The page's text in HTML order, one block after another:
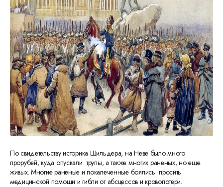
По свидетельству историка Шильдера, на Неве было много
прорубей, куда опускали трупы, а также многих раненых, но еще
живых. Многие раненые и покалеченные боялись просить
медицинской помощи и гибли от абсцессов и кровопотери.